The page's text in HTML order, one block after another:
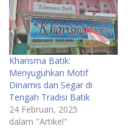
Kharisma Batik:
Menyuguhkan Motif
Dinamis dan Segar di
Tengah Tradisi Batik
24 Februari, 2025
dalam "Artikel"